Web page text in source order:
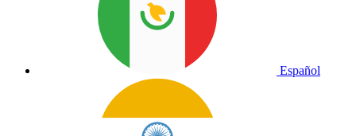
Español